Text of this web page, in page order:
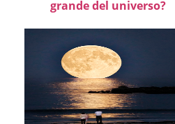
grande del universo?